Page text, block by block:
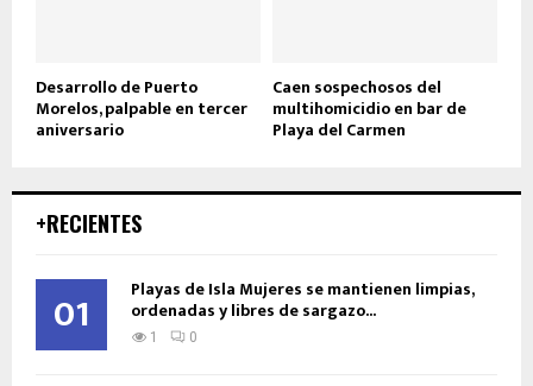
Desarrollo de Puerto
Morelos, palpable en tercer
aniversario
Caen sospechosos del
multihomicidio en bar de
Playa del Carmen
+RECIENTES
01 Playas de Isla Mujeres se mantienen limpias,
ordenadas y libres de sargazo...
1 0